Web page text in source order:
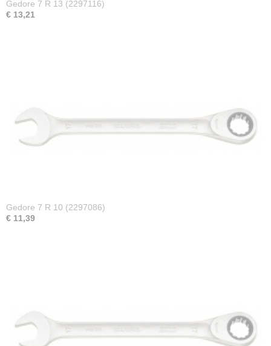
Gedore 7 R 13 (2297116)
€ 13,21
Gedore 7 R 10 (2297086)
€ 11,39